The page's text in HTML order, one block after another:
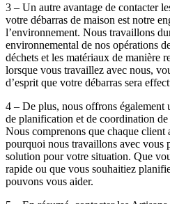
3 – Un autre avantage de contacter
votre débarras de maison est notre
l’environnement. Nous travaillons
environnemental de nos opérations
déchets et les matériaux de manière
lorsque vous travaillez avec nous,
d’esprit que votre débarras sera
4 – De plus, nous offrons également
de planification et de coordination
Nous comprenons que chaque client
pourquoi nous travaillons avec vous
solution pour votre situation. Que
rapide ou que vous souhaitiez
pouvons vous aider.